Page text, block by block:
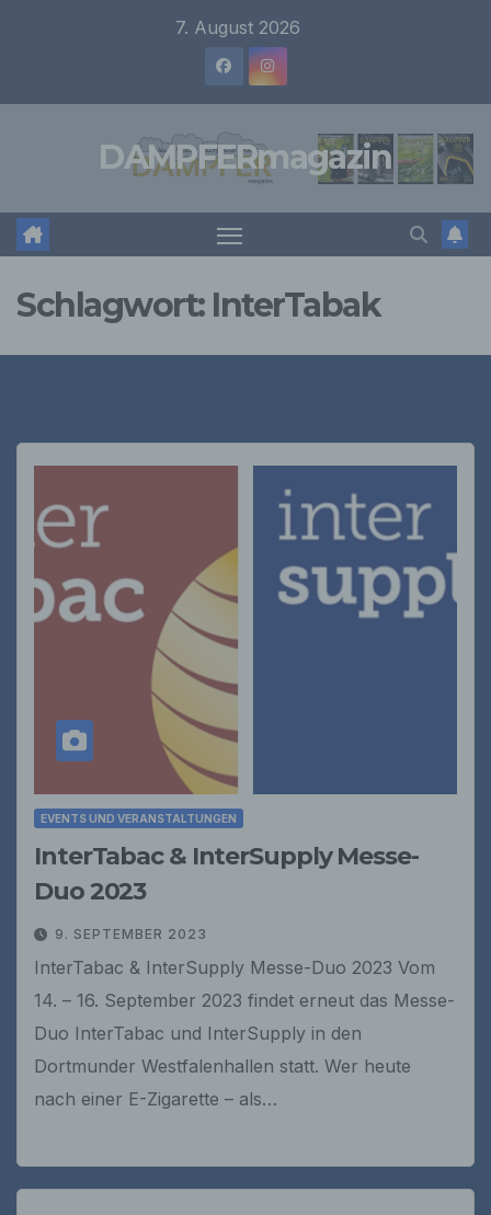
7. August 2026
DAMPFERmagazin
Schlagwort: InterTabak
EVENTS UND VERANSTALTUNGEN
InterTabac & InterSupply Messe-
Duo 2023
9. SEPTEMBER 2023
InterTabac & InterSupply Messe-Duo 2023 Vom
14. – 16. September 2023 findet erneut das Messe-
Duo InterTabac und InterSupply in den
Dortmunder Westfalenhallen statt. Wer heute
nach einer E-Zigarette – als…